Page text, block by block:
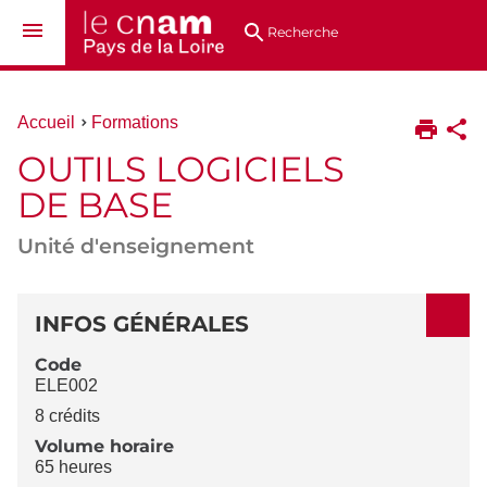
au
directsRecherche
Vous
ici :
Accueil Formations
OUTILS LOGICIELS
DE BASE
Unité d'enseignement
DÉTAILS
INFOS GÉNÉRALES
Code
ELE002
8 crédits
Volume horaire
65 heures